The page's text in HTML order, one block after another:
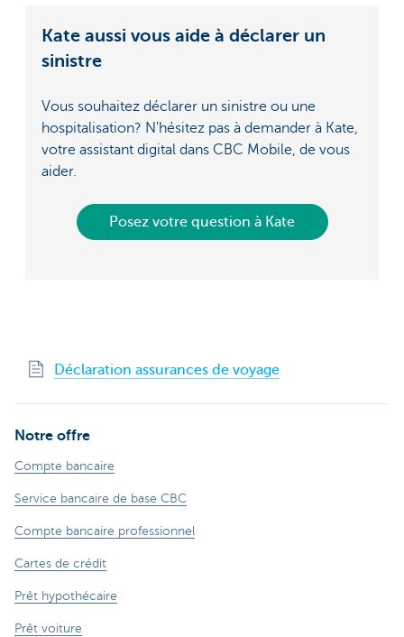
Kate aussi vous aide à déclarer un
sinistre
Vous souhaitez déclarer un sinistre ou une
hospitalisation? N'hésitez pas à demander à Kate,
votre assistant digital dans CBC Mobile, de vous
aider.
Posez votre question à Kate
Déclaration assurances de voyage
Notre offre
Compte bancaire
Service bancaire de base CBC
Compte bancaire professionnel
Cartes de crédit
Prêt hypothécaire
Prêt voiture